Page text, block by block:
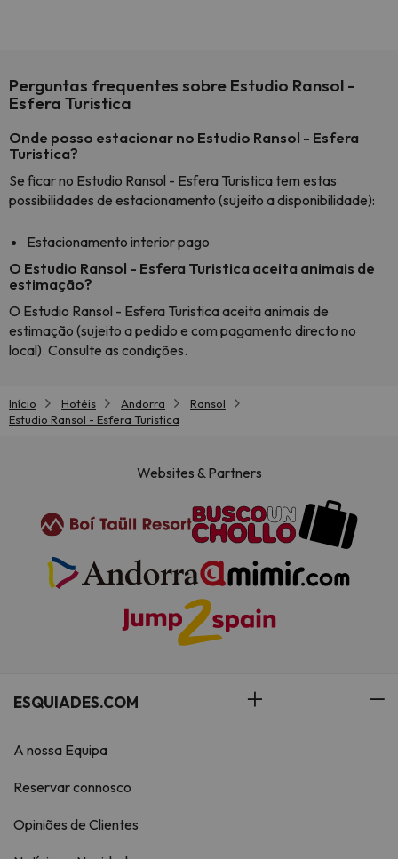
Perguntas frequentes sobre Estudio Ransol -
Esfera Turistica
Onde posso estacionar no Estudio Ransol - Esfera
Turistica?
Se ficar no Estudio Ransol - Esfera Turistica tem estas
possibilidades de estacionamento (sujeito a disponibilidade):
Estacionamento interior pago
O Estudio Ransol - Esfera Turistica aceita animais de
estimação?
O Estudio Ransol - Esfera Turistica aceita animais de
estimação (sujeito a pedido e com pagamento directo no
local). Consulte as condições.
Início Hotéis Andorra
Ransol
Estudio Ransol - Esfera Turistica
Websites & Partners
ESQUIADES.COM
A nossa Equipa
Reservar connosco
Opiniões de Clientes